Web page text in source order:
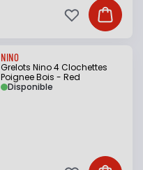
Ajouter
Ajouter à ma
NINO
Grelots Nino 4 Clochettes
Poignee Bois - Red
Disponible